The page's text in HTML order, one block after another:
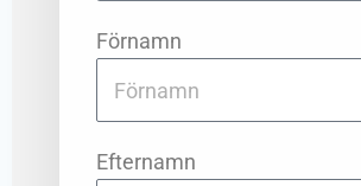
Förnamn
Efternamn